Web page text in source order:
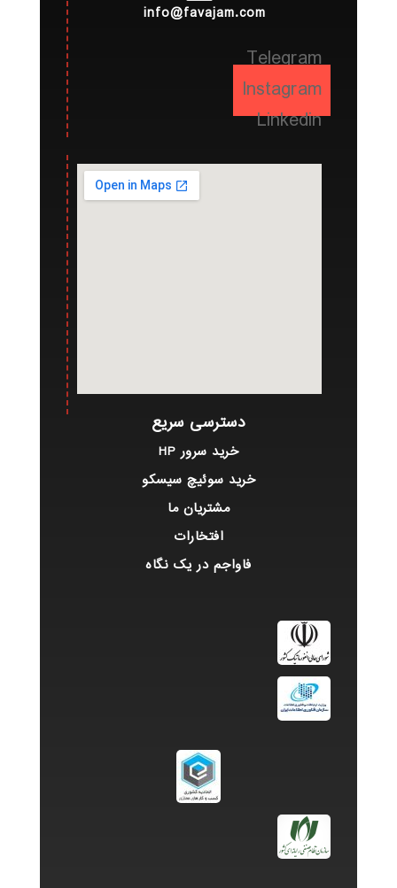
info@favajam.com
Telegram
Instagram
Linkedin
دسترسی سریع
خرید سرور HP
خرید سوئیچ سیسکو
مشتریان ما
افتخارات
فاواجم در یک نگاه